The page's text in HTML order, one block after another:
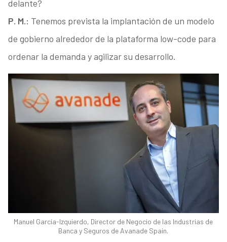
delante?
P. M.: Tenemos prevista la implantación de un modelo
de gobierno alrededor de la plataforma low-code para
ordenar la demanda y agilizar su desarrollo.
Manuel García-Izquierdo, Director de Negocio de las Industrias de
Banca y Seguros de Avanade Spain.